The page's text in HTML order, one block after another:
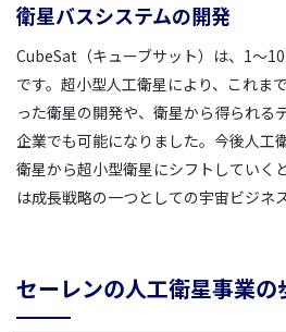
衛星バスシステムの開発
CubeSat（キューブサット）は、1～
です。超小型人工衛星により、これま
った衛星の開発や、衛星から得られる
企業でも可能になりました。今後人工
衛星から超小型衛星にシフトしていく
は成長戦略の一つとしての宇宙ビジネ
セーレンの人工衛星事業の